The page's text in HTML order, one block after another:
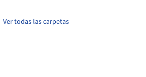
Ver todas las carpetas